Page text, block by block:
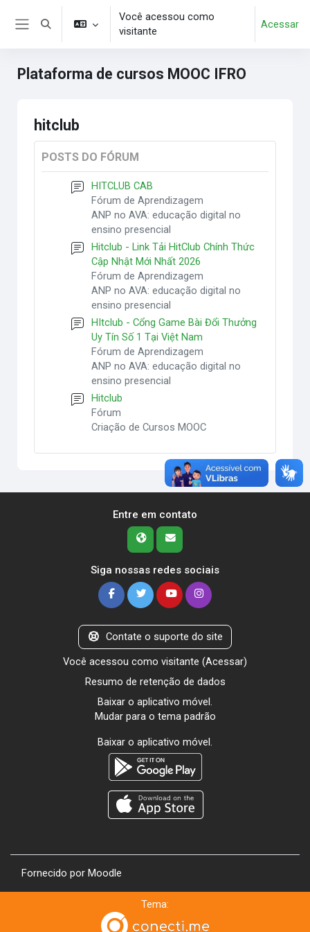
Ir para o conteúdo principal
Alternar entrada de pesquisa
Você acessou como
visitante
Acessar
Plataforma de cursos MOOC IFRO
hitclub
POSTS DO FÓRUM
HITCLUB CAB
Fórum de Aprendizagem
ANP no AVA: educação digital no
ensino presencial
Hitclub - Link Tải HitClub Chính Thức
Cập Nhật Mới Nhất 2026
Fórum de Aprendizagem
ANP no AVA: educação digital no
ensino presencial
HItclub - Cổng Game Bài Đổi Thưởng
Uy Tín Số 1 Tại Việt Nam
Fórum de Aprendizagem
ANP no AVA: educação digital no
ensino presencial
Hitclub
Fórum
Criação de Cursos MOOC
Entre em contato
Siga nossas redes sociais
Contate o suporte do site
Você acessou como visitante (Acessar)
Resumo de retenção de dados
Baixar o aplicativo móvel.
Mudar para o tema padrão
Baixar o aplicativo móvel.
Fornecido por Moodle
Tema: